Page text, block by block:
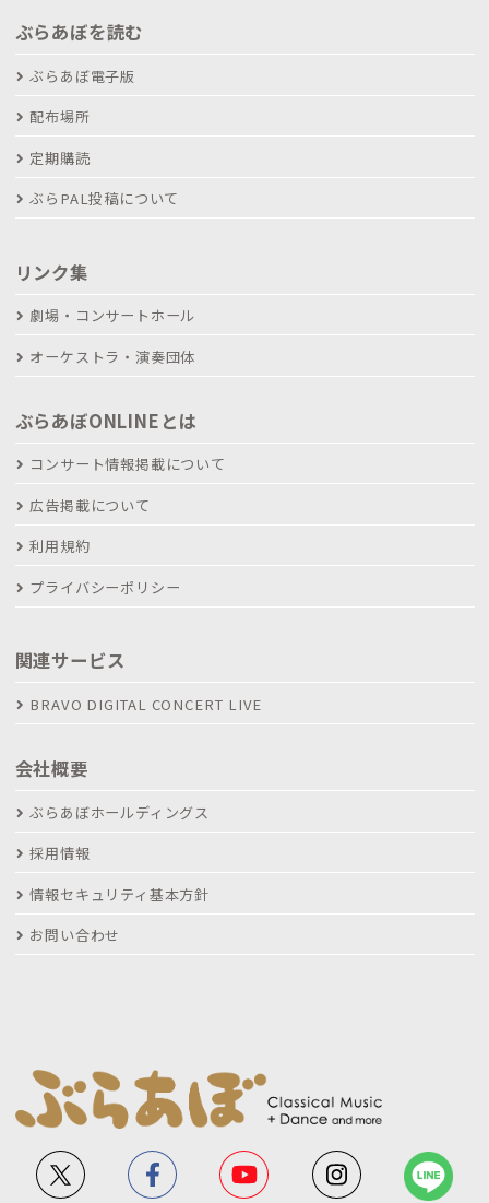
ぶらあぼを読む
ぶらあぼ電子版
配布場所
定期購読
ぶらPAL投稿について
リンク集
劇場・コンサートホール
オーケストラ・演奏団体
ぶらあぼONLINEとは
コンサート情報掲載について
広告掲載について
利用規約
プライバシーポリシー
関連サービス
BRAVO DIGITAL CONCERT LIVE
会社概要
ぶらあぼホールディングス
採用情報
情報セキュリティ基本方針
お問い合わせ